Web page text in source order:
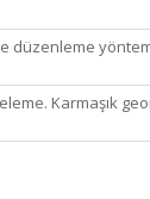
düzenleme
Karmaşık